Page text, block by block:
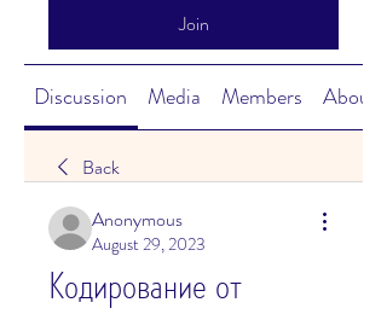
Join
Discussion Media Members About
Back
Anonymous
August 29, 2023
Кодирование от